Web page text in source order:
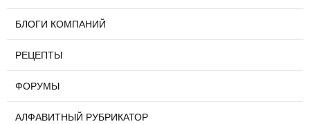
БЛОГИ КОМПАНИЙ
РЕЦЕПТЫ
ФОРУМЫ
АЛФАВИТНЫЙ РУБРИКАТОР